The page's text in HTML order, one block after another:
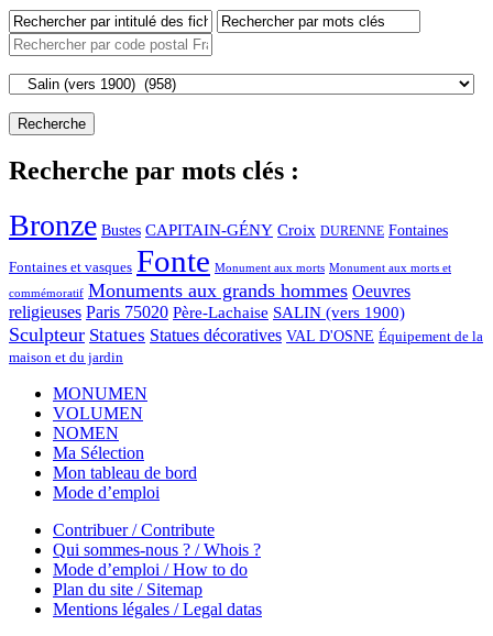
Recherche par mots clés :
Bronze Bustes CAPITAIN-GÉNY Croix DURENNE Fontaines
Fontaines et vasques Fonte Monument aux morts Monument aux morts et
commémoratif Monuments aux grands hommes Oeuvres
religieuses Paris 75020 Père-Lachaise SALIN (vers 1900)
Sculpteur Statues Statues décoratives VAL D'OSNE Équipement de la
maison et du jardin
MONUMEN
VOLUMEN
NOMEN
Ma Sélection
Mon tableau de bord
Mode d’emploi
Contribuer / Contribute
Qui sommes-nous ? / Whois ?
Mode d’emploi / How to do
Plan du site / Sitemap
Mentions légales / Legal datas